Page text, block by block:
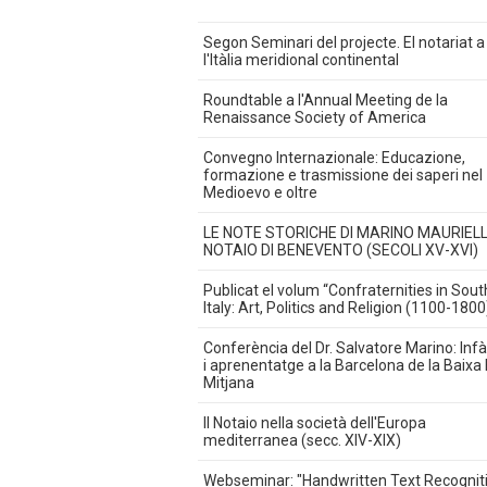
Segon Seminari del projecte. El notariat a
l'Itàlia meridional continental
Roundtable a l'Annual Meeting de la
Renaissance Society of America
Convegno Internazionale: Educazione,
formazione e trasmissione dei saperi nel
Medioevo e oltre
LE NOTE STORICHE DI MARINO
NOTAIO DI BENEVENTO (SECOLI XV-XVI)
Publicat el volum “Confraternities in
Italy: Art, Politics and Religion (1100-
Conferència del Dr. Salvatore Marino:
i aprenentatge a la Barcelona de la Baixa
Mitjana
Il Notaio nella società dell'Europa
mediterranea (secc. XIV-XIX)
Webseminar: "Handwritten Text